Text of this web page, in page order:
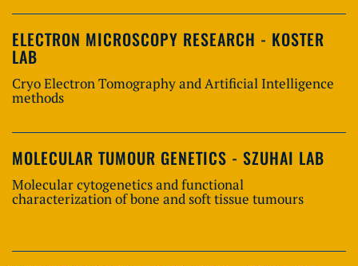
ELECTRON MICROSCOPY RESEARCH - KOSTER
LAB
Cryo Electron Tomography and Artificial Intelligence
methods
MOLECULAR TUMOUR GENETICS - SZUHAI LAB
Molecular cytogenetics and functional
characterization of bone and soft tissue tumours